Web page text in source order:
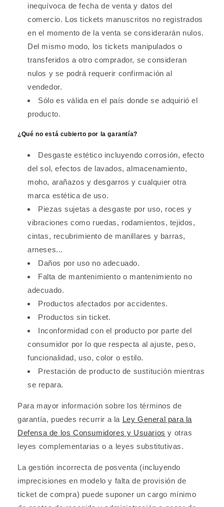
inequívoca de fecha de venta y datos del
comercio. Los tickets manuscritos no registrados
en el momento de la venta se considerarán nulos.
Del mismo modo, los tickets manipulados o
transferidos a otro comprador, se consideran
nulos y se podrá requerir confirmación al
vendedor.
Sólo es válida en el país donde se adquirió el
producto.
¿Qué no está cubierto por la garantía?
Desgaste estético incluyendo corrosión, efecto
del sol, efectos de lavados, almacenamiento,
moho, arañazos y desgarros y cualquier otra
marca estética de uso.
Piezas sujetas a desgaste por uso, roces y
vibraciones como ruedas, rodamientos, tejidos,
cintas, recubrimiento de manillares y barras,
arneses...
Daños por uso no adecuado.
Falta de mantenimiento o mantenimiento no
adecuado.
Productos afectados por accidentes.
Productos sin ticket.
Inconformidad con el producto por parte del
consumidor por lo que respecta al ajuste, peso,
funcionalidad, uso, color o estilo.
Prestación de producto de sustitución mientras
se repara.
Para mayor información sobre los términos de
garantía, puedes recurrir a la Ley General para la
Defensa de los Consumidores y Usuarios y otras
leyes complementarias o a leyes substitutivas.
La gestión incorrecta de posventa (incluyendo
imprecisiones en modelo y falta de provisión de
ticket de compra) puede suponer un cargo mínimo